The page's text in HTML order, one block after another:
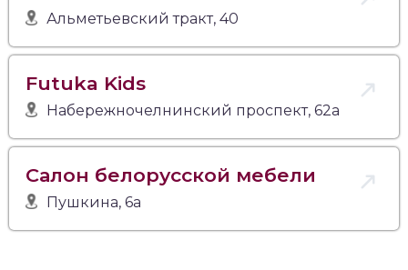
Альметьевский тракт, 40
Futuka Kids
Набережночелнинский проспект, 62а
Салон белорусской мебели
Пушкина, 6а